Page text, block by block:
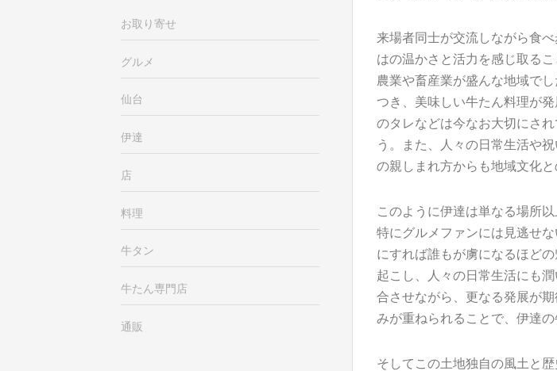
来場者同士が交流しながら食
はの温かさと活力を感じ取る
農業や畜産業が盛んな地域で
つき、美味しい牛たん料理が
のタレなどは今なお大切にさ
う。また、人々の日常生活や
の親しまれ方からも地域文化
このように伊達は単なる場所
特にグルメファンには見逃せ
にすれば誰もが虜になるほど
起こし、人々の日常生活にも
合させながら、更なる発展が
みが重ねられることで、伊達
そしてこの土地独自の風土と
お取り寄せ
グルメ
仙台
伊達
店
料理
牛タン
牛たん専門店
通販